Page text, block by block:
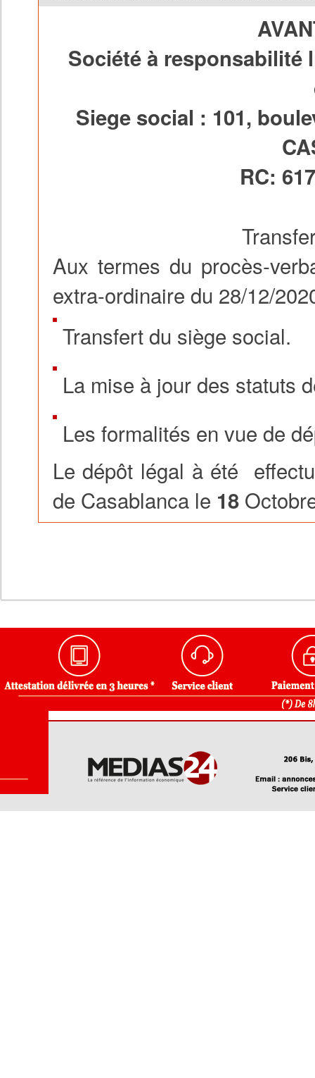
Société à responsabilité
Siege social : 101,
RC:
Aux termes du procès-
extra-ordinaire du 28/12/
Transfert du siège social.
La mise à jour des statuts
Les formalités en vue de
Le dépôt légal à été
de Casablanca le 18